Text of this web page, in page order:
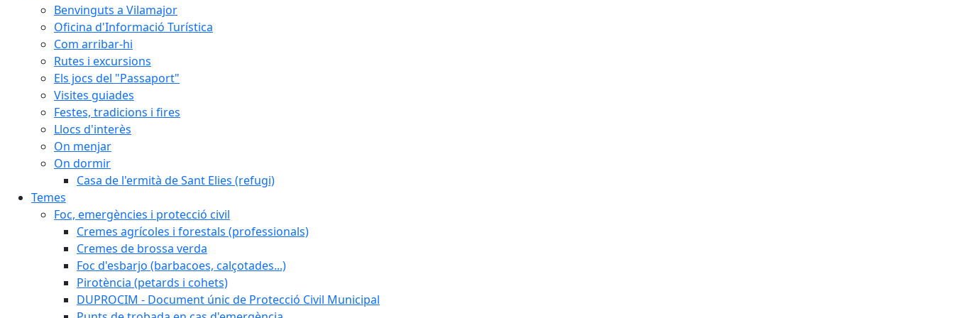
Benvinguts a Vilamajor
Oficina d'Informació Turística
Com arribar-hi
Rutes i excursions
Els jocs del "Passaport"
Visites guiades
Festes, tradicions i fires
Llocs d'interès
On menjar
On dormir
Casa de l'ermità de Sant Elies (refugi)
Temes
Foc, emergències i protecció civil
Cremes agrícoles i forestals (professionals)
Cremes de brossa verda
Foc d'esbarjo (barbacoes, calçotades...)
Pirotència (petards i cohets)
DUPROCIM - Document únic de Protecció Civil Municipal